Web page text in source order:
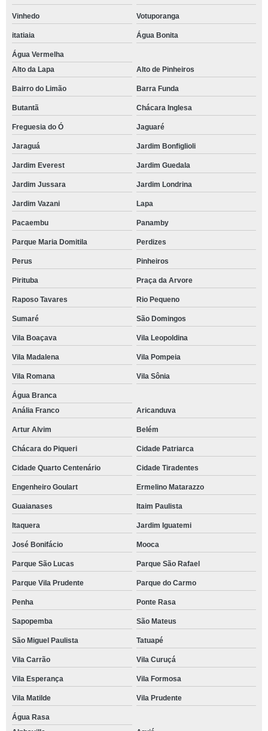
Vinhedo Votuporanga
itatiaia Água Bonita
Água Vermelha
Alto da Lapa
Alto de Pinheiros
Bairro do Limão Barra Funda
Butantã Chácara Inglesa
Freguesia do Ó Jaguaré
Jaraguá Jardim Bonfiglioli
Jardim Everest Jardim Guedala
Jardim Jussara Jardim Londrina
Jardim Vazani Lapa
Pacaembu Panamby
Parque Maria Domitila Perdizes
Perus Pinheiros
Pirituba Praça da Arvore
Raposo Tavares Rio Pequeno
Sumaré São Domingos
Vila Boaçava Vila Leopoldina
Vila Madalena Vila Pompeia
Vila Romana Vila Sônia
Água Branca
Anália Franco
Aricanduva
Artur Alvim Belém
Chácara do Piqueri Cidade Patriarca
Cidade Quarto Centenário Cidade Tiradentes
Engenheiro Goulart Ermelino Matarazzo
Guaianases Itaim Paulista
Itaquera Jardim Iguatemi
José Bonifácio Mooca
Parque São Lucas Parque São Rafael
Parque Vila Prudente Parque do Carmo
Penha Ponte Rasa
Sapopemba São Mateus
São Miguel Paulista Tatuapé
Vila Carrão Vila Curuçá
Vila Esperança Vila Formosa
Vila Matilde Vila Prudente
Água Rasa